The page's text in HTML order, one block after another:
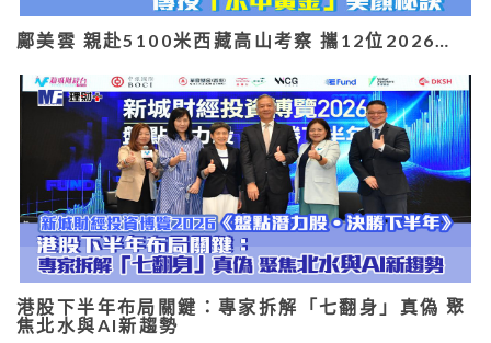
鄺美雲 親赴5100米西藏高山考察 攜12位2026…
港股下半年布局關鍵：專家拆解「七翻身」真偽 聚
焦北水與AI新趨勢